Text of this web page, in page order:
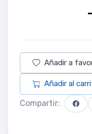
Añadir a
Añadir al
Compartir: